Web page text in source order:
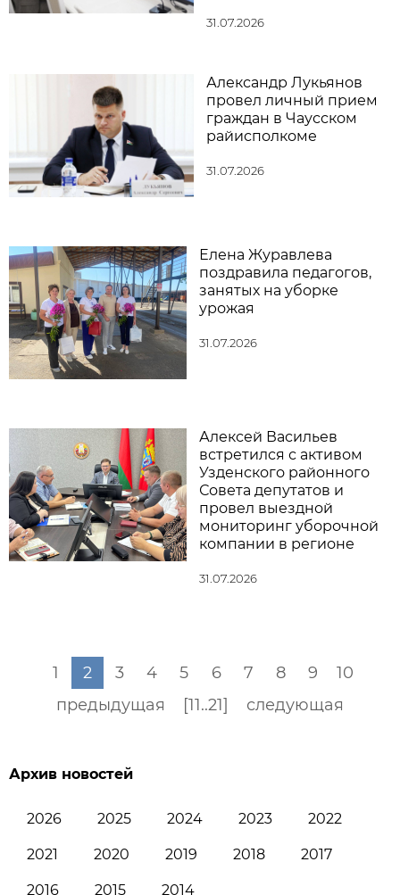
31.07.2026
Александр Лукьянов
провел личный прием
граждан в Чаусском
райисполкоме
31.07.2026
Елена Журавлева
поздравила педагогов,
занятых на уборке
урожая
31.07.2026
Алексей Васильев
встретился с активом
Узденского районного
Совета депутатов и
провел выездной
мониторинг уборочной
компании в регионе
31.07.2026
предыдущая
1 2 3 4 5 6 7 8 9
10
[11..21]
следующая
Архив новостей
2026 2025 2024 2023 2022
2021 2020 2019 2018 2017
2016 2015 2014